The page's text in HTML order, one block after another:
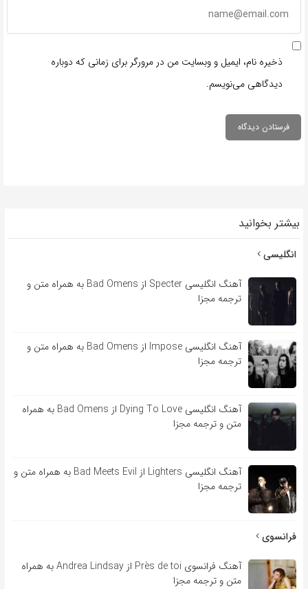
ذخیره نام، ایمیل و وبسایت من در مرورگر برای زمانی که دوباره
دیدگاهی می‌نویسم.
بیشتر بخوانید
انگلیسی
آهنگ انگلیسی Specter از Bad Omens به همراه متن و
ترجمه مجزا
آهنگ انگلیسی Impose از Bad Omens به همراه متن و
ترجمه مجزا
آهنگ انگلیسی Dying To Love از Bad Omens به همراه
متن و ترجمه مجزا
آهنگ انگلیسی Lighters از Bad Meets Evil به همراه متن و
ترجمه مجزا
فرانسوی
آهنگ فرانسوی Près de toi از Andrea Lindsay به همراه
متن و ترجمه مجزا